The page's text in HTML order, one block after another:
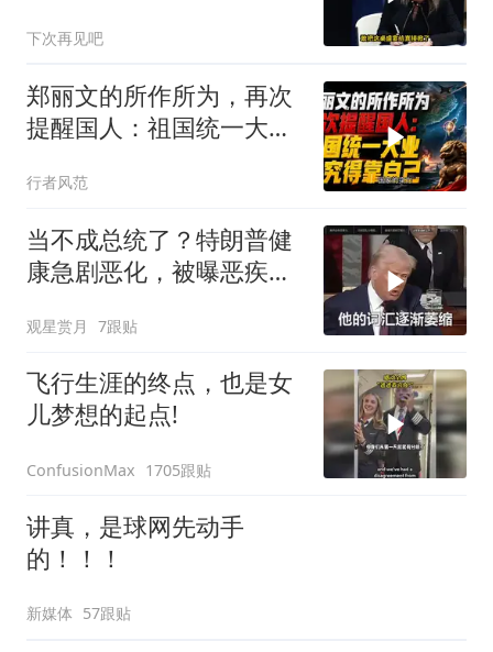
下次再见吧
郑丽文的所作所为，再次
提醒国人：祖国统一大
行者风范
当不成总统了？特朗普健
康急剧恶化，被曝恶疾缠
观星赏月 7跟贴
飞行生涯的终点，也是女
儿梦想的起点!
ConfusionMax 1705跟贴
讲真，是球网先动手
的！！！
新媒体 57跟贴